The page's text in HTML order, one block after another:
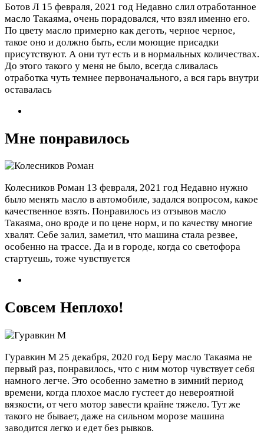
Ботов Л 15 февраля, 2021 год Недавно слил отработанное
масло Такаяма, очень порадовался, что взял именно его.
По цвету масло примерно как деготь, черное черное,
такое оно и должно быть, если моющие присадки
присутствуют. А они тут есть и в нормальных количествах.
До этого такого у меня не было, всегда сливалась
отработка чуть темнее первоначального, а вся гарь внутри
оставалась
Мне понравилось
Колесников Роман 13 февраля, 2021 год Недавно нужно
было менять масло в автомобиле, задался вопросом, какое
качественное взять. Понравилось из отзывов масло
Такаяма, оно вроде и по цене норм, и по качеству многие
хвалят. Себе залил, заметил, что машина стала резвее,
особенно на трассе. Да и в городе, когда со светофора
стартуешь, тоже чувствуется
Совсем Неплохо!
Гуравкин М 25 декабря, 2020 год Беру масло Такаяма не
первый раз, понравилось, что с ним мотор чувствует себя
намного легче. Это особенно заметно в зимний период
времени, когда плохое масло густеет до невероятной
вязкости, от чего мотор завести крайне тяжело. Тут же
такого не бывает, даже на сильном морозе машина
заводится легко и едет без рывков.